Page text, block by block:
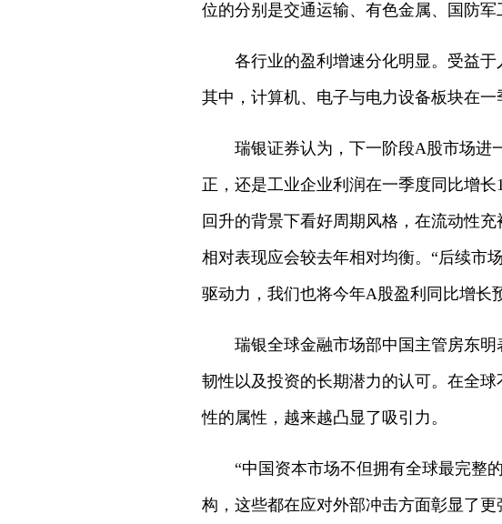
位的分别是交通运输、有色金属、国防军
各行业的盈利增速分化明显。受益
其中，计算机、电子与电力设备板块在一
瑞银证券认为，下一阶段A股市场进
正，还是工业企业利润在一季度同比增
回升的背景下看好周期风格，在流动性
相对表现应会较去年相对均衡。“后续市
驱动力，我们也将今年A股盈利同比增长
瑞银全球金融市场部中国主管房东
韧性以及投资的长期潜力的认可。在全
性的属性，越来越凸显了吸引力。
“中国资本市场不但拥有全球最完整
构，这些都在应对外部冲击方面彰显了